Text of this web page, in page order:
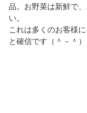
品。お野菜は新鮮で
い。
これは多くのお客様
と確信です（＾－＾）